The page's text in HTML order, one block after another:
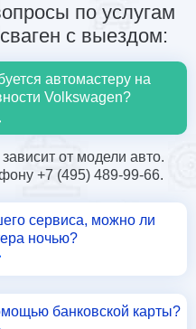
по услугам
с выездом:
автомастеру на
Volkswagen?
от модели авто.
+7 (495) 489-99-66.
сервиса, можно ли
ночью?
банковской карты?